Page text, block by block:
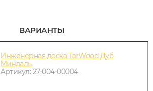
ВАРИАНТЫ
Инженерная доска TarWood Дуб
Миндаль
Артикул: 27-004-00004